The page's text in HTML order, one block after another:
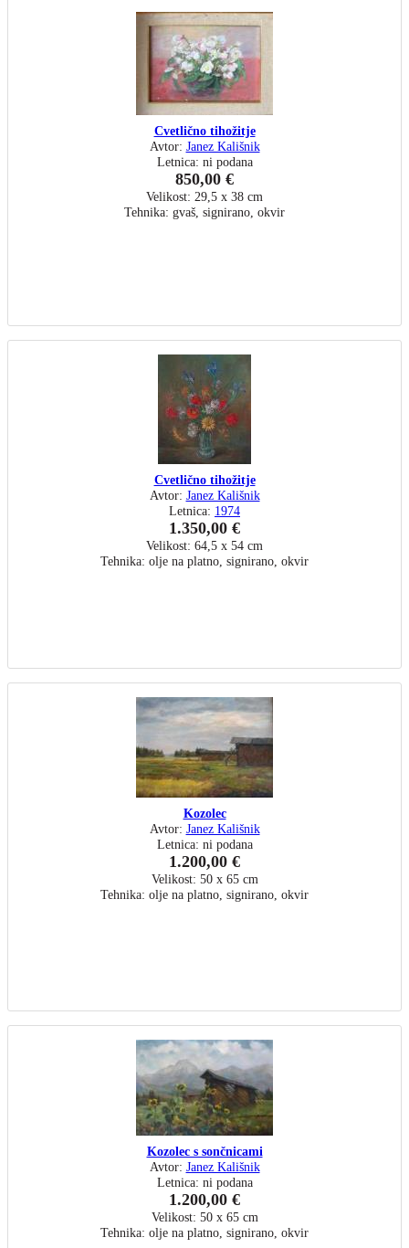
Cvetlično tihožitje
Avtor: Janez Kališnik
Letnica: ni podana
850,00 €
Velikost: 29,5 x 38 cm
Tehnika: gvaš, signirano, okvir
Cvetlično tihožitje
Avtor: Janez Kališnik
Letnica: 1974
1.350,00 €
Velikost: 64,5 x 54 cm
Tehnika: olje na platno, signirano, okvir
Kozolec
Avtor: Janez Kališnik
Letnica: ni podana
1.200,00 €
Velikost: 50 x 65 cm
Tehnika: olje na platno, signirano, okvir
Kozolec s sončnicami
Avtor: Janez Kališnik
Letnica: ni podana
1.200,00 €
Velikost: 50 x 65 cm
Tehnika: olje na platno, signirano, okvir